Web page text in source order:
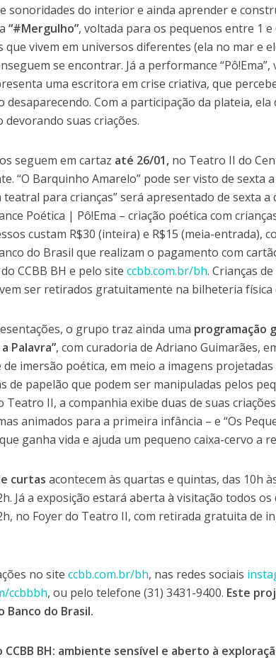
sonoridades do interior e ainda aprender e
“#Mergulho”, voltada para os pequenos entre 1
que vivem em universos diferentes (ela no mar e
se encontrar. Já a performance
uma escritora em crise criativa, que
desaparecendo. Com a participação da plateia, ela
devorando suas criações.
seguem em cartaz até 26/01, no Teatro II do
“O Barquinho Amarelo” pode ser visto de sexta
teatral para crianças” será apresentado de sexta a
Poética | Pô!Ema – criação poética com
custam R$30 (inteira) e R$15 (meia-entrada),
do Brasil que realizam o pagamento com
CCBB BH e pelo siteccbb.com.br/bh. Crianças
ser retirados gratuitamente na bilheteria física
o grupo traz ainda uma programação
Palavra”, com curadoria de Adriano Guimarães,
imersão poética, em meio a imagens
de papelão que podem ser manipuladas pelos
Teatro II, a companhia exibe duas de suas criações
animados para a primeira infância – e “Os
ganha vida e ajuda um pequeno caixa-cervo a
curtas acontecem às quartas e quintas, das 10h
Já a exposição estará aberta à visitação todos
no Foyer do Teatro II, com retirada gratuita de
no siteccbb.com.br/bh, nas redes sociais
ccbbbh, ou pelo telefone (31) 3431-9400. Este
Banco do Brasil.
CCBB BH: ambiente sensível e aberto à